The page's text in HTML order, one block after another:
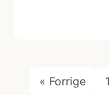
« Forrige 1